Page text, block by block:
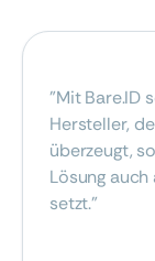
"Mit Bare.ID
Hersteller,
überzeugt,
Lösung
setzt."